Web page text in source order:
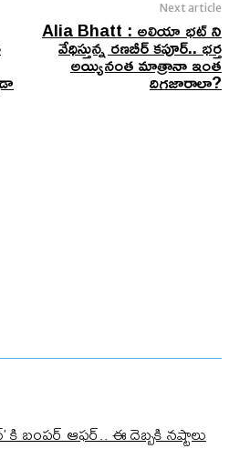
Next article
Alia Bhatt : అలియా భట్ ని
వేధిస్తున్న రణబీర్ కపూర్.. భర్త
అయ్యినంత మాత్రానా ఇంత
దిగజారాలా?
కి బంపర్ ఆఫర్.. ఈ దెబ్బకి నష్టాలు